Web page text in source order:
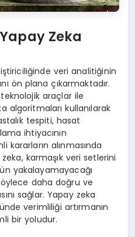
Zeka
veri analitiğinin
ön plana çıkarmaktadır.
araçlar ile
algoritmaları kullanılarak
tespiti, hasat
ihtiyacının
alınmasında
karmaşık veri setlerini
yakalayamayacağı
daha doğru ve
sağlar. Yapay zeka
verimliliği artırmanın
bir yoludur.